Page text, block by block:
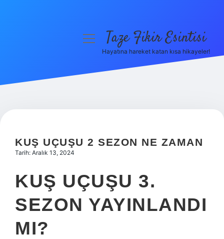
Hakkımızda
menüyüTaze Fikir Esintisi
Hayatına hareket katan kısa hikayeler!
KUŞ UÇUŞU 2 SEZON NE ZAMAN
Tarih: Aralık 13, 2024
KUŞ UÇUŞU 3.
SEZON YAYINLANDI
MI?